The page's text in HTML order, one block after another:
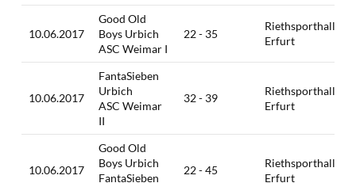
10.06.2017
Good Old
Boys Urbich
ASC Weimar I
22 - 35
Riethsporthalle,
Erfurt
10.06.2017
FantaSieben
Urbich
ASC Weimar
II
32 - 39
Riethsporthalle,
Erfurt
10.06.2017
Good Old
Boys Urbich
FantaSieben
22 - 45
Riethsporthalle,
Erfurt